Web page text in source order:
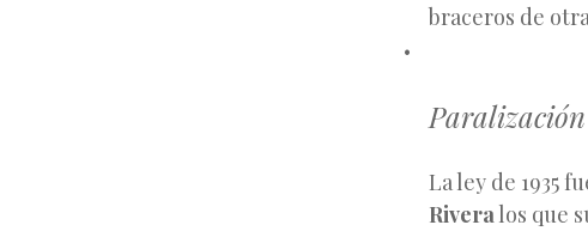
braceros de
La ley de 1935
Riveralos que